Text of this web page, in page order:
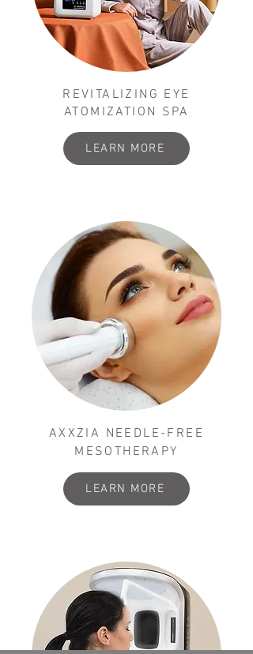
REVITALIZING EYE
ATOMIZATION SPA
LEARN MORE
AXXZIA NEEDLE-FREE
MESOTHERAPY
LEARN MORE